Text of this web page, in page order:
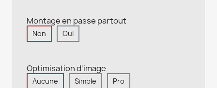
Montage en passe partout
Non Oui
Optimisation d'image
Aucune Simple Pro